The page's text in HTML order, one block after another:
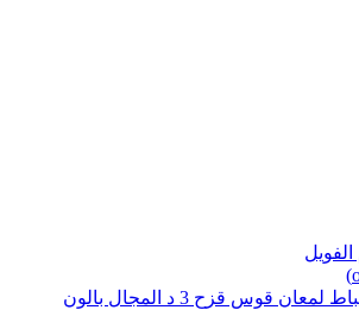
الفويل